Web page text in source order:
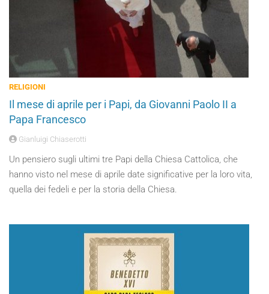
RELIGIONI
Il mese di aprile per i Papi, da Giovanni Paolo II a
Papa Francesco
Gianluigi Chiaserotti
Un pensiero sugli ultimi tre Papi della Chiesa Cattolica, che
hanno visto nel mese di aprile date significative per la loro vita,
quella dei fedeli e per la storia della Chiesa.